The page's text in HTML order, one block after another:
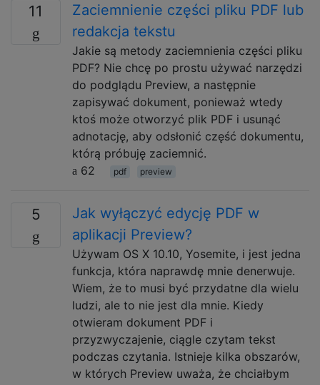
11
Zaciemnienie części pliku PDF lub
redakcja tekstu
Jakie są metody zaciemnienia części pliku
PDF? Nie chcę po prostu używać narzędzi
do podglądu Preview, a następnie
zapisywać dokument, ponieważ wtedy
ktoś może otworzyć plik PDF i usunąć
adnotację, aby odsłonić część dokumentu,
którą próbuję zaciemnić.
62
pdf preview
5
Jak wyłączyć edycję PDF w
aplikacji Preview?
Używam OS X 10.10, Yosemite, i jest jedna
funkcja, która naprawdę mnie denerwuje.
Wiem, że to musi być przydatne dla wielu
ludzi, ale to nie jest dla mnie. Kiedy
otwieram dokument PDF i
przyzwyczajenie, ciągle czytam tekst
podczas czytania. Istnieje kilka obszarów,
w których Preview uważa, że ​​chciałbym